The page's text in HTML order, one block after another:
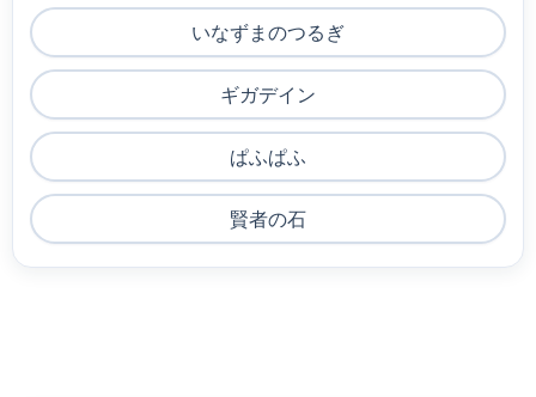
いなずまのつるぎ
ギガデイン
ぱふぱふ
賢者の石